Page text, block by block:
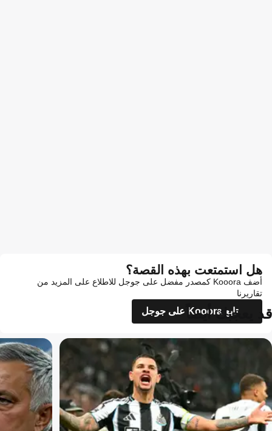
هل استمتعت بهذه القصة؟
أضف Kooora كمصدر مفضل على جوجل للاطلاع على المزيد من
تقاريرنا
تابع Kooora على جوجل
قد يعجبك أيضاً